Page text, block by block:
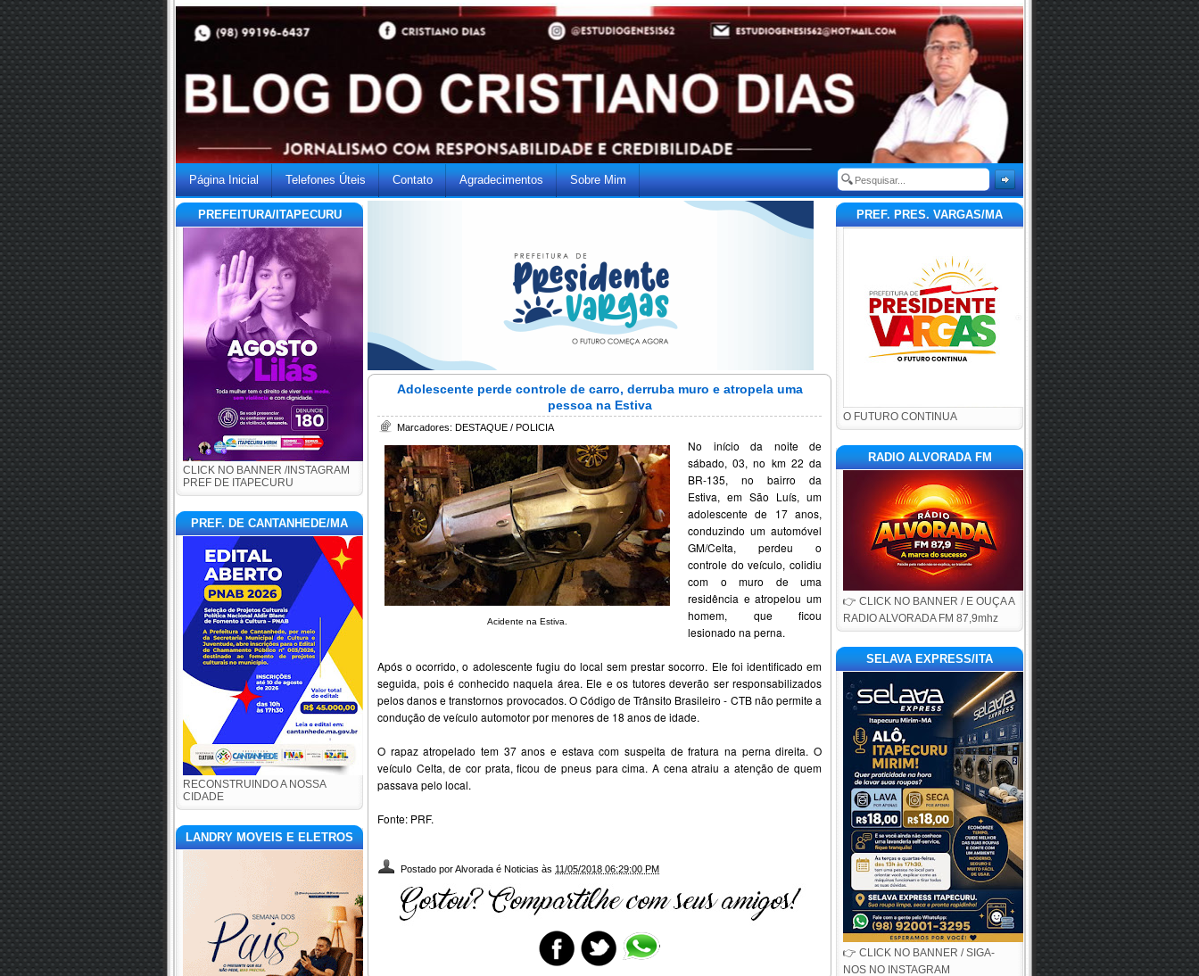
Página Inicial Telefones Úteis Contato Agradecimentos Sobre Mim
PREFEITURA/ITAPECURU
CLICK NO BANNER /INSTAGRAM
PREF DE ITAPECURU
PREF. DE CANTANHEDE/MA
RECONSTRUINDO A NOSSA
CIDADE
LANDRY MOVEIS E ELETROS
Adolescente perde controle de carro, derruba muro e atropela uma
pessoa na Estiva
Marcadores: DESTAQUE / POLICIA
Acidente na Estiva.
No início da noite de
sábado, 03, no km 22 da
BR-135, no bairro da
Estiva, em São Luís, um
adolescente de 17 anos,
conduzindo um automóvel
GM/Celta, perdeu o
controle do veículo, colidiu
com o muro de uma
residência e atropelou um
homem, que ficou
lesionado na perna.
Após o ocorrido, o adolescente fugiu do local sem prestar socorro. Ele foi identificado em
seguida, pois é conhecido naquela área. Ele e os tutores deverão ser responsabilizados
pelos danos e transtornos provocados. O Código de Trânsito Brasileiro - CTB não permite a
condução de veículo automotor por menores de 18 anos de idade.
O rapaz atropelado tem 37 anos e estava com suspeita de fratura na perna direita. O
veículo Celta, de cor prata, ficou de pneus para cima. A cena atraiu a atenção de quem
passava pelo local.
Fonte: PRF.
Postado porAlvorada é Noticias às 11/05/2018 06:29:00 PM
PREF. PRES. VARGAS/MA
O FUTURO CONTINUA
RADIO ALVORADA FM
👉 CLICK NO BANNER / E OUÇA A
RADIO ALVORADA FM 87,9mhz
SELAVA EXPRESS/ITA
👉 CLICK NO BANNER / SIGA-
NOS NO INSTAGRAM